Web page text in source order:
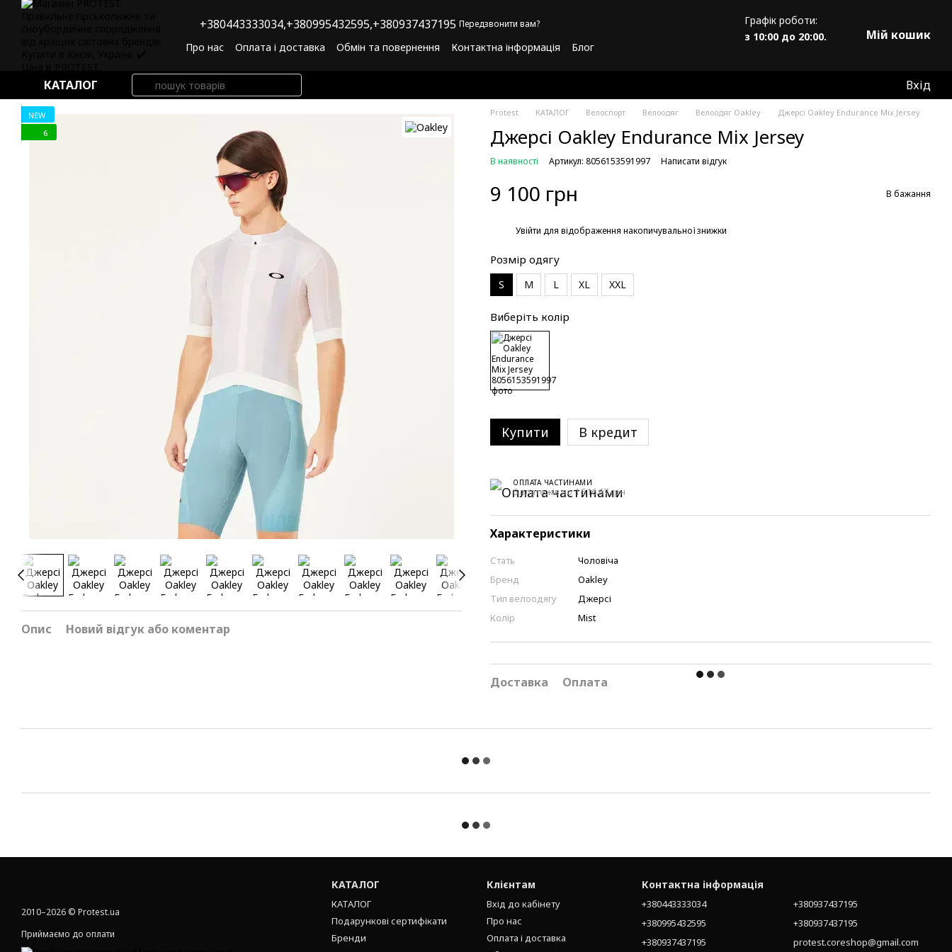
Перейти до основного контенту
+380443333034,+380995432595,+380937437195 Передзвонити вам?
Про нас Оплата і доставка Обмін та повернення Контактна інформація
Блог
Графік роботи:
з 10:00 до 20:00.
Мій кошик
КАТАЛОГ Вхід
NEW
6
Опис Новий відгук або коментар
Protest КАТАЛОГ Велоспорт Велоодяг Велоодяг Oakley Джерсі Oakley Endurance Mix Jersey
Джерсі Oakley Endurance Mix Jersey
В наявності Артикул: 8056153591997 Написати відгук
9 100 грн В бажання
Увійти для відображення накопичувальної знижки
Розмір одягу
S M L XL XXL
Виберіть колір
Купити В кредит
ОПЛАТА ЧАСТИНАМИ
6 платежів по 1 516.67 грн
Характеристики
Стать
Чоловіча
Бренд
Oakley
Тип велоодягу
Джерсі
Колір
Mist
Доставка Оплата
2010–2026 © Protest.ua
Приймаємо до оплати
КАТАЛОГ
КАТАЛОГ
Подарункові сертифікати
Бренди
Клієнтам
Вхід до кабінету
Про нас
Оплата і доставка
Контактна інформація
+380443333034
+380995432595
+380937437195
+380937437195
+380937437195
protest.coreshop@gmail.com